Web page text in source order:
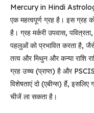
Mercury in Hindi Astrology
एक महत्वपूर्ण ग्रह है। इस ग्रह
है। ग्रह मर्करी उपवास,
पहलुओं को प्रभावित करता है, जैसे
तत्व और मिथुन और कन्या राशि
ग्रह उच्च (प्राप्त) है और PSCIS
विशेषताएं दो (एबीन्स) हैं,
चीजें ला सकता है।